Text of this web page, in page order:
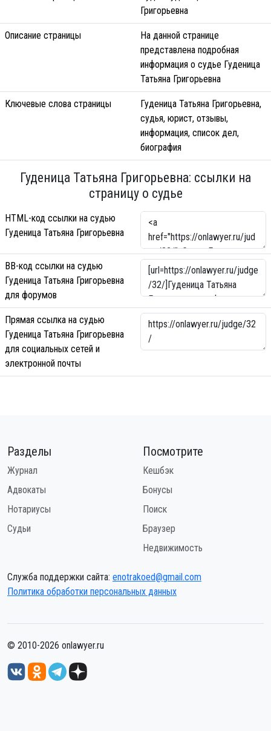
Григорьевна
Описание страницы
На данной странице
представлена подробная
информация о судье Гуденица
Татьяна Григорьевна
Ключевые слова страницы
Гуденица Татьяна Григорьевна,
судья, юрист, отзывы,
информация, список дел,
биография
Гуденица Татьяна Григорьевна: ссылки на
страницу о судье
HTML-код ссылки на судью
Гуденица Татьяна Григорьевна
BB-код ссылки на судью
Гуденица Татьяна Григорьевна
для форумов
Прямая ссылка на судью
Гуденица Татьяна Григорьевна
для социальных сетей и
электронной почты
Разделы
Журнал
Адвокаты
Нотариусы
Судьи
Посмотрите
Кешбэк
Бонусы
Поиск
Браузер
Недвижимость
Служба поддержки сайта: enotrakoed@gmail.com
Политика обработки персональных данных
© 2010-2026 onlawyer.ru